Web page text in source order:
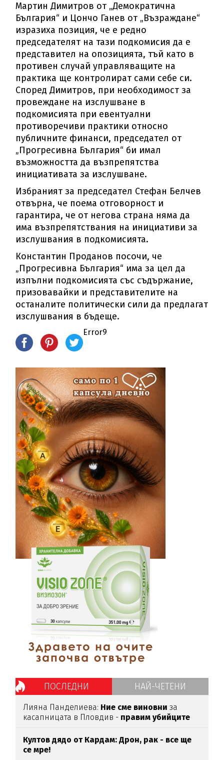
Мартин Димитров от „Демократична
България“ и Цончо Ганев от „Възраждане“
изразиха позиция, че е редно
председателят на тази подкомисия да е
представител на опозицията, тъй като в
противен случай управляващите на
практика ще контролират сами себе си.
Според Димитров, при необходимост за
провеждане на изслушване в
подкомисията при евентуални
противоречиви практики относно
публичните финанси, председател от
„Прогресивна България“ би имал
възможността да възпрепятства
инициативата за изслушване.
Избраният за председател Стефан Белчев
отвърна, че поема отговорност и
гарантира, че от негова страна няма да
има възпрепятствания на инициативи за
изслушвания в подкомисията.
Константин Проданов посочи, че
„Прогресивна България“ има за цел да
изпълни подкомисията със съдържание,
призовавайки и представителите на
останалите политически сили да предлагат
изслушвания в бъдеще.
Error9
ПОСЛЕДНИ НАЙ-ЧЕТЕНИ
Лияна Панделиева: Ние сме виновниза
касапницата в Пловдив - правим убийците
Култов дядо от Кардам: Дрон, рак - все ще
се мре!